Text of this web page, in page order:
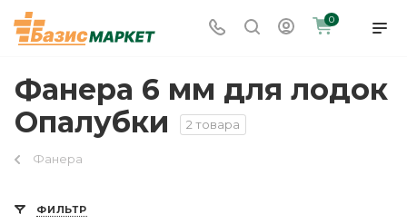
0
Фанера 6 мм для лодок
Опалубки
2 товара
Фанера
ФИЛЬТР